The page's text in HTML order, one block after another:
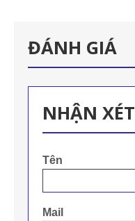
ĐÁNH GIÁ
NHẬN XÉT
Tên
Mail